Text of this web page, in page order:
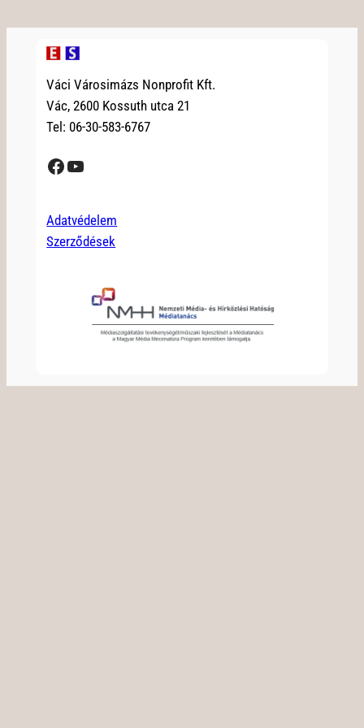
Váci Városimázs Nonprofit Kft.
Vác, 2600 Kossuth utca 21
Tel: 06-30-583-6767
Facebook YouTube
Adatvédelem
Szerződések